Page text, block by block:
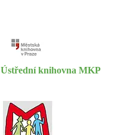
Ústřední knihovna MKP